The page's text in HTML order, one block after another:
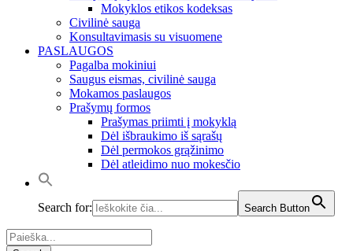
Mokyklos etikos kodeksas
Civilinė sauga
Konsultavimasis su visuomene
PASLAUGOS
Pagalba mokiniui
Saugus eismas, civilinė sauga
Mokamos paslaugos
Prašymų formos
Prašymas priimti į mokyklą
Dėl išbraukimo iš sąrašų
Dėl permokos grąžinimo
Dėl atleidimo nuo mokesčio
Search for: Search Button